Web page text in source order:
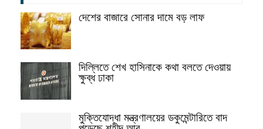
দেশের বাজারে সোনার দামে বড় লাফ
দিল্লিতে শেখ হাসিনাকে কথা বলতে দেওয়ায়
ক্ষুব্ধ ঢাকা
মুক্তিযোদ্ধা মন্ত্রণালয়ের ডকুমেন্টারিতে বাদ